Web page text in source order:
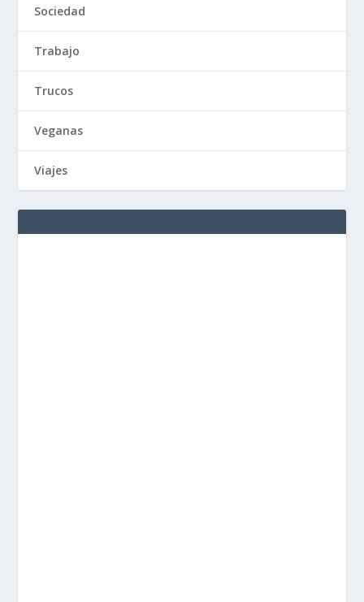
Sociedad
Trabajo
Trucos
Veganas
Viajes